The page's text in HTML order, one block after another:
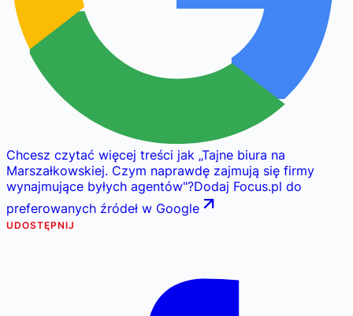
Chcesz czytać więcej treści jak „Tajne biura na
Marszałkowskiej. Czym naprawdę zajmują się firmy
wynajmujące byłych agentów"?Dodaj Focus.pl do
preferowanych źródeł w Google
UDOSTĘPNIJ